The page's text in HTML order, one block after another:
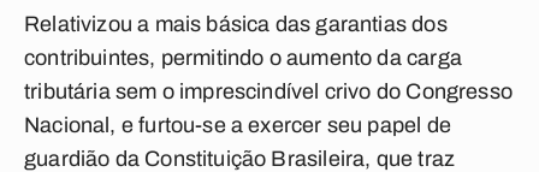
Relativizou a mais básica das garantias dos
contribuintes, permitindo o aumento da carga
tributária sem o imprescindível crivo do Congresso
Nacional, e furtou-se a exercer seu papel de
guardião da Constituição Brasileira, que traz